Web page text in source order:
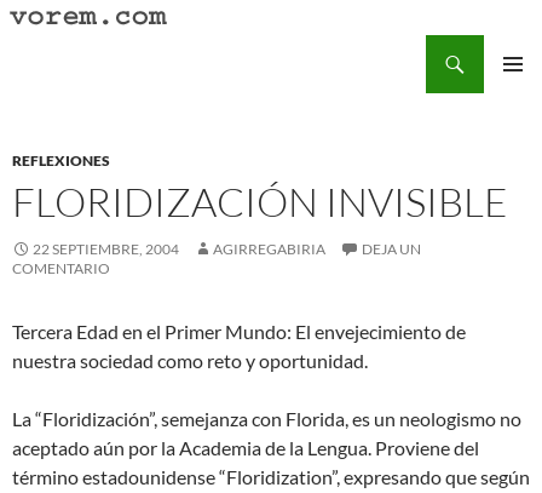
Saltar
REFLEXIONES
FLORIDIZACIÓN INVISIBLE
22 SEPTIEMBRE, 2004 AGIRREGABIRIA
DEJA UN
COMENTARIO
Tercera Edad en el Primer Mundo: El envejecimiento de
nuestra sociedad como reto y oportunidad.
La “Floridización”, semejanza con Florida, es un neologismo no
aceptado aún por la Academia de la Lengua. Proviene del
término estadounidense “Floridization”, expresando que según